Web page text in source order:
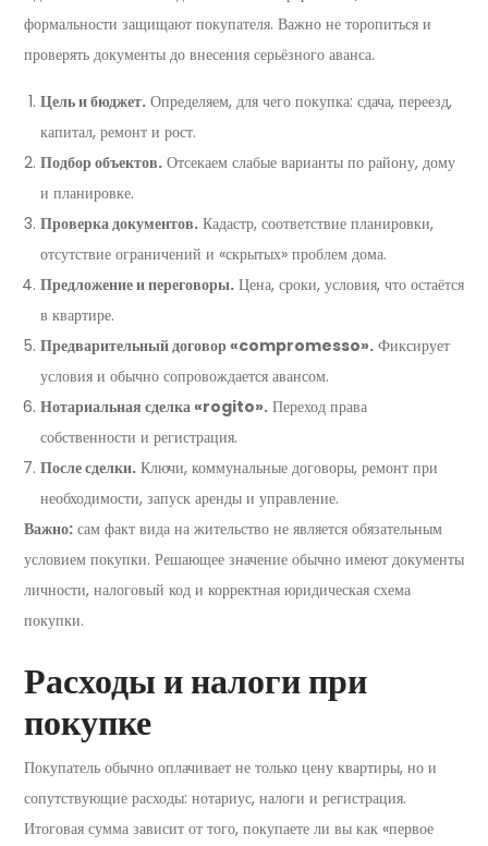
формальности защищают покупателя. Важно не торопиться и
проверять документы до внесения серьёзного аванса.
Цель и бюджет. Определяем, для чего покупка: сдача, переезд,
капитал, ремонт и рост.
Подбор объектов. Отсекаем слабые варианты по району, дому
и планировке.
Проверка документов. Кадастр, соответствие планировки,
отсутствие ограничений и «скрытых» проблем дома.
Предложение и переговоры. Цена, сроки, условия, что остаётся
в квартире.
Предварительный договор «compromesso». Фиксирует
условия и обычно сопровождается авансом.
Нотариальная сделка «rogito». Переход права
собственности и регистрация.
После сделки. Ключи, коммунальные договоры, ремонт при
необходимости, запуск аренды и управление.
Важно: сам факт вида на жительство не является обязательным
условием покупки. Решающее значение обычно имеют документы
личности, налоговый код и корректная юридическая схема
покупки.
Расходы и налоги при
покупке
Покупатель обычно оплачивает не только цену квартиры, но и
сопутствующие расходы: нотариус, налоги и регистрация.
Итоговая сумма зависит от того, покупаете ли вы как «первое